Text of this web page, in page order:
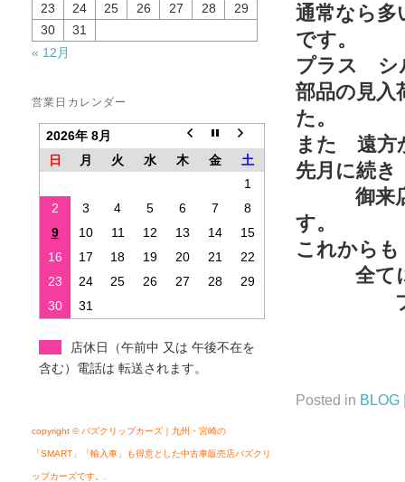
23
24 25 26 27 28
29
30
31
« 12月
営業日カレンダー
2026年 8月
日
月 火 水 木 金
土
1
2
3 4 5 6 7
8
9
10 11 12 13 14
15
16
17 18 19 20 21
22
23
24 25 26 27 28
29
30
31
店休日（午前中 又は 午後不在を
含む）電話は 転送されます。
copyright © バズクリップカーズ｜九州・宮崎の
「SMART」「輸入車」も得意とした中古車販売店バズクリ
ップカーズです。.
通常なら
です。
プラス シ
部品の見
た。
また 遠方
先月に続
御来店
す。
これから
全てに
ブログ
Posted in BLOG